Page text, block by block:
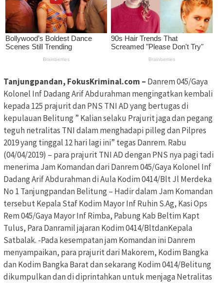
Tanjungpandan, FokusKriminal.com – Danrem 045/Gaya
Kolonel Inf Dadang Arif Abdurahman mengingatkan kembali
kepada 125 prajurit dan PNS TNI AD yang bertugas di
kepulauan Belitung ” Kalian selaku Prajurit jaga dan pegang
teguh netralitas TNI dalam menghadapi pilleg dan Pilpres
2019 yang tinggal 12 hari lagi ini” tegas Danrem. Rabu
(04/04/2019) – para prajurit TNI AD dengan PNS nya pagi tadi
menerima Jam Komandan dari Danrem 045/Gaya Kolonel Inf
Dadang Arif Abdurahman di Aula Kodim 0414/Blt Jl Merdeka
No 1 Tanjungpandan Belitung – Hadir dalam Jam Komandan
tersebut Kepala Staf Kodim Mayor Inf Ruhin S.Ag, Kasi Ops
Rem 045/Gaya Mayor Inf Rimba, Pabung Kab Beltim Kapt
Tulus, Para Danramil jajaran Kodim 0414/BltdanKepala
Satbalak. -Pada kesempatan jam Komandan ini Danrem
menyampaikan, para prajurit dari Makorem, Kodim Bangka
dan Kodim Bangka Barat dan sekarang Kodim 0414/Belitung
dikumpulkan dan di diprintahkan untuk menjaga Netralitas